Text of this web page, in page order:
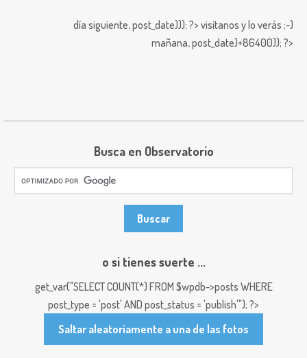
día siguiente,post_date))); ?> visitanos y lo verás ;-)
mañana,post_date)+86400)); ?>
Busca en Observatorio
o si tienes suerte ...
get_var("SELECT COUNT(*) FROM $wpdb->posts WHERE
post_type = 'post' AND post_status = 'publish'"); ?>
Saltar aleatoriamente a una de las fotos